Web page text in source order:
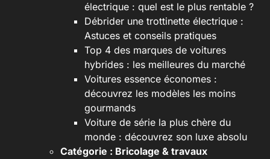
électrique : quel est le plus rentable ?
Débrider une trottinette électrique :
Astuces et conseils pratiques
Top 4 des marques de voitures
hybrides : les meilleures du marché
Voitures essence économes :
découvrez les modèles les moins
gourmands
Voiture de série la plus chère du
monde : découvrez son luxe absolu
Catégorie : Bricolage & travaux